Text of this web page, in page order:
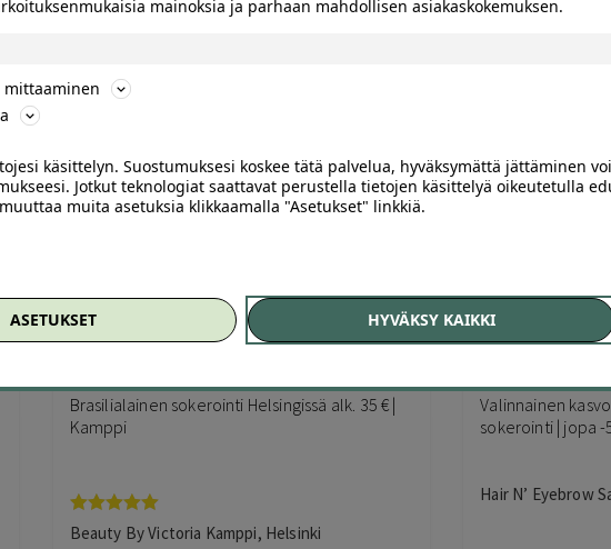
Brasilialainen sokerointi Helsingissä alk. 35 € |
Kamppi
Arvostelu
tuotteesta:
Beauty By Victoria Kamppi, Helsinki
Valinnainen
sokerointi | jopa
Hair N’ Eyebrow
mainoksia ja parhaan mahdollisen asiakaskokemuksen.
mittaaminen
käsittelyn. Suostumuksesi koskee tätä palvelua, hyväksymättä jättäminen voi
Jotkut teknologiat saattavat perustella tietojen käsittelyä oikeutetulla
muita asetuksia klikkaamalla "Asetukset" linkkiä.
ASETUKSET HYVÄKSY KAIKKI